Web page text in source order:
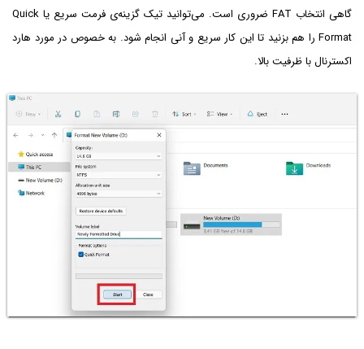
گاهی انتخاب FAT ضروری است. می‌توانید تیک گزینه‌ی فرمت سریع یا Quick
Format را هم بزنید تا این کار سریع و آنی انجام شود. به خصوص در مورد هارد
اکسترنال با ظرفیت بالا.